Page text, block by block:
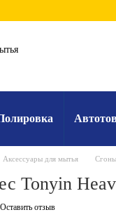
Аксессуары для мытья
Tonyin
Оставить отзыв